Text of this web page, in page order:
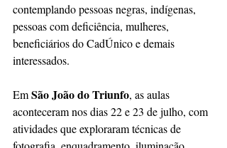
contemplando pessoas negras, indígenas,
pessoas com deficiência, mulheres,
beneficiários do CadÚnico e demais
interessados.
Em São João do Triunfo, as aulas
aconteceram nos dias 22 e 23 de julho, com
atividades que exploraram técnicas de